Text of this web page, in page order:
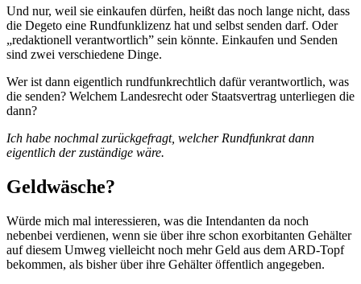
Und nur, weil sie einkaufen dürfen, heißt das noch lange nicht, dass
die Degeto eine Rundfunklizenz hat und selbst senden darf. Oder
„redaktionell verantwortlich” sein könnte. Einkaufen und Senden
sind zwei verschiedene Dinge.
Wer ist dann eigentlich rundfunkrechtlich dafür verantwortlich, was
die senden? Welchem Landesrecht oder Staatsvertrag unterliegen die
dann?
Ich habe nochmal zurückgefragt, welcher Rundfunkrat dann
eigentlich der zuständige wäre.
Geldwäsche?
Würde mich mal interessieren, was die Intendanten da noch
nebenbei verdienen, wenn sie über ihre schon exorbitanten Gehälter
auf diesem Umweg vielleicht noch mehr Geld aus dem ARD-Topf
bekommen, als bisher über ihre Gehälter öffentlich angegeben.